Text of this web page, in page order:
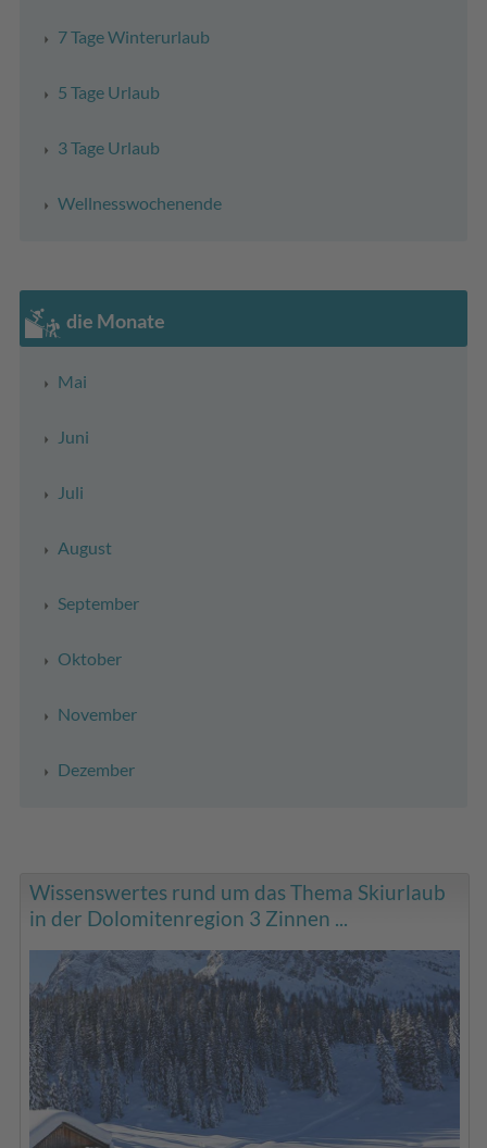
7 Tage Winterurlaub
5 Tage Urlaub
3 Tage Urlaub
Wellnesswochenende
die Monate
Mai
Juni
Juli
August
September
Oktober
November
Dezember
Wissenswertes rund um das Thema Skiurlaub
in der Dolomitenregion 3 Zinnen ...